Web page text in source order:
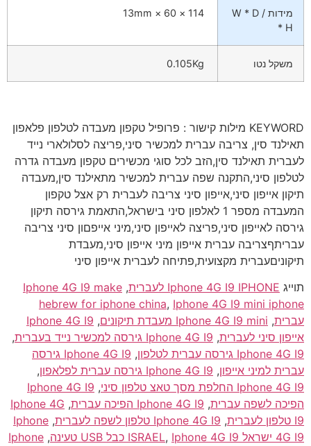
מידות / W * D
* H
משקל נטו
KEYWORD מילות קישור : פרופיל טקפון מעבדה לטלפון פלאפון
תאילנד סין, צריבה עברית למכשיר סיני,פריצה לסלולארי נייד
לעברית תאילנד סין,הזב לכל סוגי מכשירים טקפון מעבדה גדרה
לטלפון סיני,התקנה שפה עברית למכשיר מתאילנד סין,מעבדה
תיקון אייפון סיני,אייפון סיני צריבה לעברית רק אצל טקפון
המעבדה מספר 1 לאלפון סיני בישראל,התאמת גירסה תיקון
גירסה לאייפון סיני,פריצה לאייפון סיני,מיני אייפםון סיני צריבה
עבריתףצריבה עברית אייפון מיני אייפון סיני,מעבדת
תיקוניםעברית מקצועית,פתיחה לעברית אייפון סיני
תוייג Iphone 4G I9 IPHONE לעברית ,
Iphone 4G I9 make
hebrew for iphone china, Iphone 4G I9 mini iphone
עברית, Iphone 4G I9 mini מעבדת תיקונים ,
Iphone 4G I9
אייפון סיני לעברית, Iphone 4G I9 גירסה למכשיר נייד בעברית
,
Iphone 4G I9 גירסה עברית לטלפון
,
Iphone 4G I9 גירסה
עברית למיני אייפון, Iphone 4G I9 גירסה עברית לפלאפון
,
Iphone 4G I9 החלפת מסך טאצ טלפון סיני
,
Iphone 4G I9
הפיכה לשפה עברית, Iphone 4G I9 הפיכה עברית ,
Iphone 4G
I9 טלפון לעברית
, Iphone 4G I9 טלפון לשפה לעברית ,
Iphone
4G I9 ישראל ISRAEL
, Iphone 4G I9 כבל USB טעינה ,
Iphone